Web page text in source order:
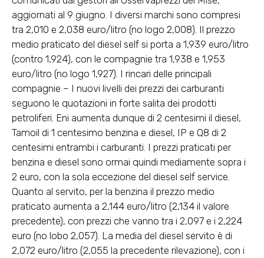
aggiornati al 9 giugno. I diversi marchi sono compresi
tra 2,010 e 2,038 euro/litro (no logo 2,008). Il prezzo
medio praticato del diesel self si porta a 1,939 euro/litro
(contro 1,924), con le compagnie tra 1,938 e 1,953
euro/litro (no logo 1,927). I rincari delle principali
compagnie – I nuovi livelli dei prezzi dei carburanti
seguono le quotazioni in forte salita dei prodotti
petroliferi. Eni aumenta dunque di 2 centesimi il diesel,
Tamoil di 1 centesimo benzina e diesel, IP e Q8 di 2
centesimi entrambi i carburanti. I prezzi praticati per
benzina e diesel sono ormai quindi mediamente sopra i
2 euro, con la sola eccezione del diesel self service.
Quanto al servito, per la benzina il prezzo medio
praticato aumenta a 2,144 euro/litro (2,134 il valore
precedente), con prezzi che vanno tra i 2,097 e i 2,224
euro (no lobo 2,057). La media del diesel servito è di
2,072 euro/litro (2,055 la precedente rilevazione), con i